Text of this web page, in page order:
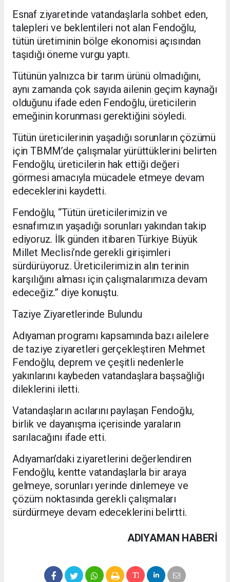
Esnaf ziyaretinde vatandaşlarla sohbet eden,
talepleri ve beklentileri not alan Fendoğlu,
tütün üretiminin bölge ekonomisi açısından
taşıdığı öneme vurgu yaptı.
Tütünün yalnızca bir tarım ürünü olmadığını,
aynı zamanda çok sayıda ailenin geçim kaynağı
olduğunu ifade eden Fendoğlu, üreticilerin
emeğinin korunması gerektiğini söyledi.
Tütün üreticilerinin yaşadığı sorunların çözümü
için TBMM’de çalışmalar yürüttüklerini belirten
Fendoğlu, üreticilerin hak ettiği değeri
görmesi amacıyla mücadele etmeye devam
edeceklerini kaydetti.
Fendoğlu, “Tütün üreticilerimizin ve
esnafımızın yaşadığı sorunları yakından takip
ediyoruz. İlk günden itibaren Türkiye Büyük
Millet Meclisi’nde gerekli girişimleri
sürdürüyoruz. Üreticilerimizin alın terinin
karşılığını alması için çalışmalarımıza devam
edeceğiz.” diye konuştu.
Taziye Ziyaretlerinde Bulundu
Adıyaman programı kapsamında bazı ailelere
de taziye ziyaretleri gerçekleştiren Mehmet
Fendoğlu, deprem ve çeşitli nedenlerle
yakınlarını kaybeden vatandaşlara başsağlığı
dileklerini iletti.
Vatandaşların acılarını paylaşan Fendoğlu,
birlik ve dayanışma içerisinde yaraların
sarılacağını ifade etti.
Adıyaman’daki ziyaretlerini değerlendiren
Fendoğlu, kentte vatandaşlarla bir araya
gelmeye, sorunları yerinde dinlemeye ve
çözüm noktasında gerekli çalışmaları
sürdürmeye devam edeceklerini belirtti.
ADIYAMAN HABERİ